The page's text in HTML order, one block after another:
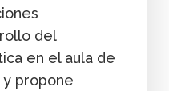
del
en el aula de
y propone